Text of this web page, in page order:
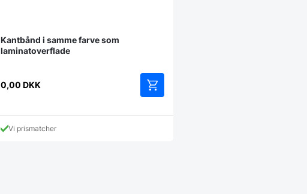
Kantbånd i samme farve som
laminatoverflade
0,00 DKK
Vi prismatcher